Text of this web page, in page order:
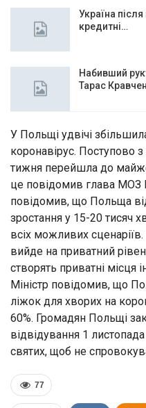
Україна
кредитні…
Набивший
Тарас
У Польщі удвічі
коронавірус. Поступово
тижня перейшла до
це повідомив глава
повідомив, що Польща
зростання у 15-20 тисяч
всіх можливих
вийде на приватний
створять приватні місця
Міністр повідомив, що
ліжок для хворих на
60%. Громадян Польщі
відвідування 1
святих, щоб не
77